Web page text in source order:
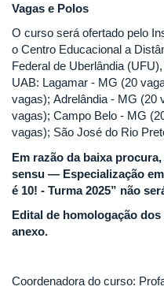
Vagas e Polos
O curso será ofertado pelo
o Centro Educacional a
Federal de Uberlândia
UAB: Lagamar - MG (20
vagas); Adrelândia - MG (20
vagas); Campo Belo - MG
vagas); São José do Rio
Em razão da baixa
sensu — Especialização
é 10! - Turma 2025” não
Edital de homologação
anexo.
Coordenadora do curso: